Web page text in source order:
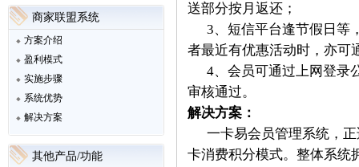
商家联盟系统
方案介绍
盈利模式
实施步骤
系统优势
解决方案
其他产品/功能
送部分按月返还；
3、短信平台逢节假日等
者最近有优惠活动时，亦可
4、会员可通过上网登录
审核通过。
解决方案：
一卡易会员管理系统，
卡消费积分模式。整体系统